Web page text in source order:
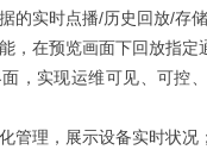
的实时点播/历史回放/存储
，在预览画面下回放指定
，实现运维可见、可控
管理，展示设备实时状况；